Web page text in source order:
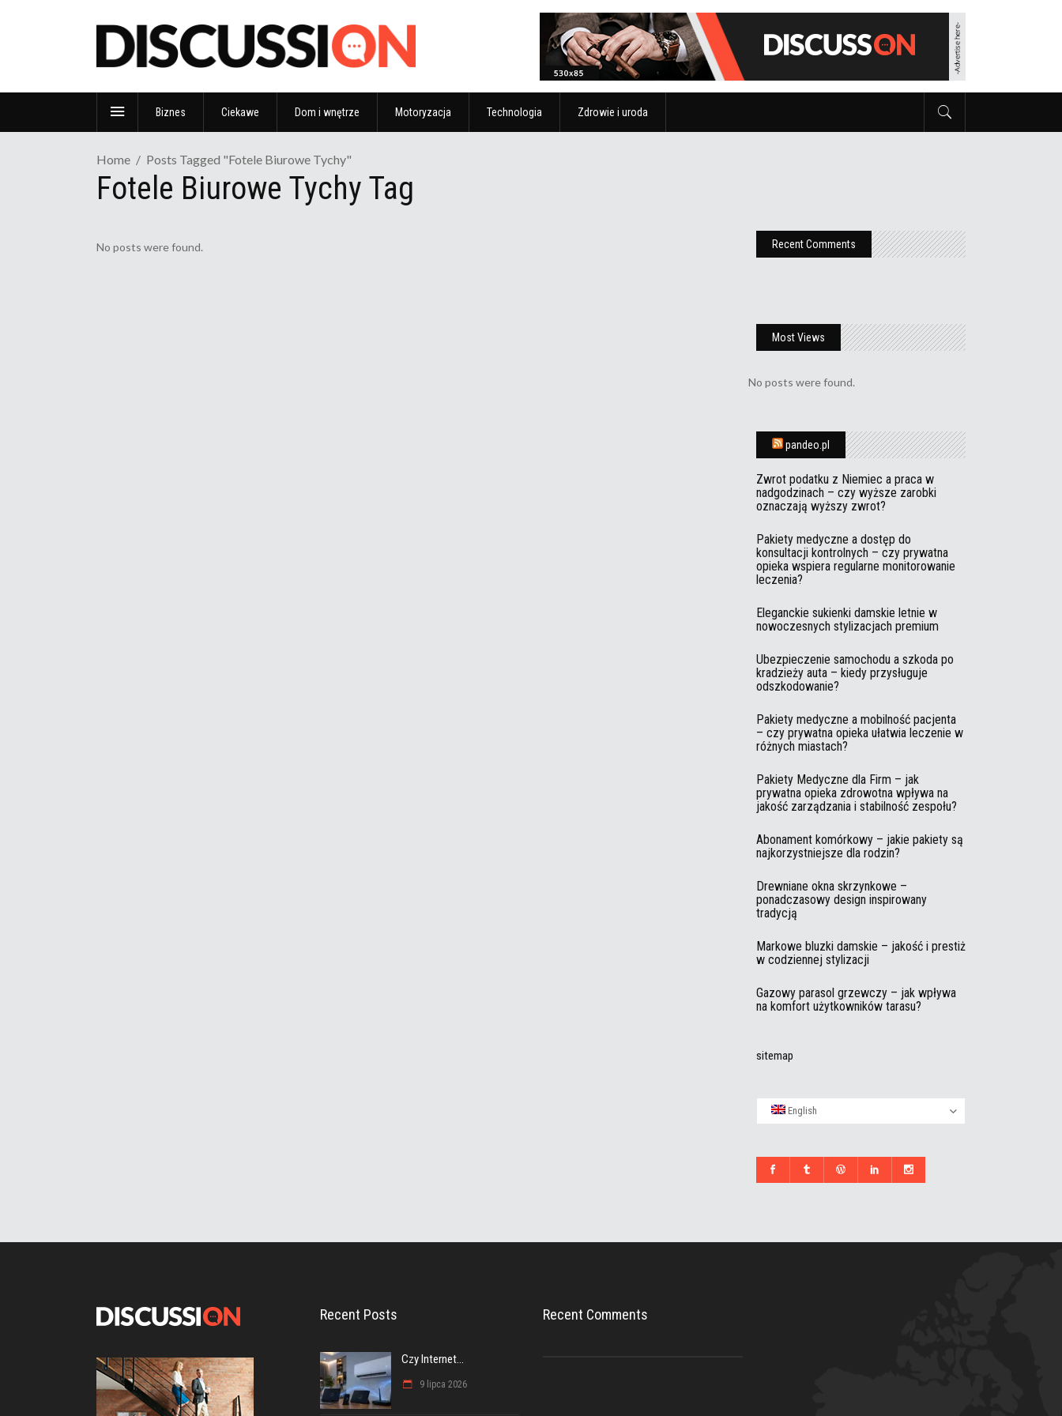
Biznes Ciekawe Dom i wnętrze Motoryzacja Technologia Zdrowie i uroda
Home Posts Tagged "fotele Biurowe Tychy"
Fotele Biurowe Tychy Tag
No posts were found. Recent Comments
Most Views
No posts were found.
pandeo.pl
Zwrot podatku z Niemiec a praca w
nadgodzinach – czy wyższe zarobki
oznaczają wyższy zwrot?
Pakiety medyczne a dostęp do
konsultacji kontrolnych – czy prywatna
opieka wspiera regularne monitorowanie
leczenia?
Eleganckie sukienki damskie letnie w
nowoczesnych stylizacjach premium
Ubezpieczenie samochodu a szkoda po
kradzieży auta – kiedy przysługuje
odszkodowanie?
Pakiety medyczne a mobilność pacjenta
– czy prywatna opieka ułatwia leczenie w
różnych miastach?
Pakiety Medyczne dla Firm – jak
prywatna opieka zdrowotna wpływa na
jakość zarządzania i stabilność zespołu?
Abonament komórkowy – jakie pakiety są
najkorzystniejsze dla rodzin?
Drewniane okna skrzynkowe –
ponadczasowy design inspirowany
tradycją
Markowe bluzki damskie – jakość i prestiż
w codziennej stylizacji
Gazowy parasol grzewczy – jak wpływa
na komfort użytkowników tarasu?
sitemap
English
Recent Posts
Czy Internet...
9 lipca 2026
Recent Comments